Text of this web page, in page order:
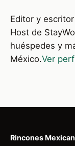
Editor y
Host de
huéspedes y
México.Ver
Rincones